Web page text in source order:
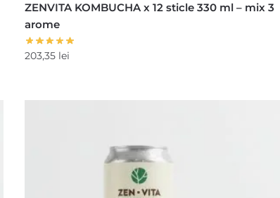
ZENVITA KOMBUCHA x 12 sticle 330 ml – mix 3
arome
203,35 lei